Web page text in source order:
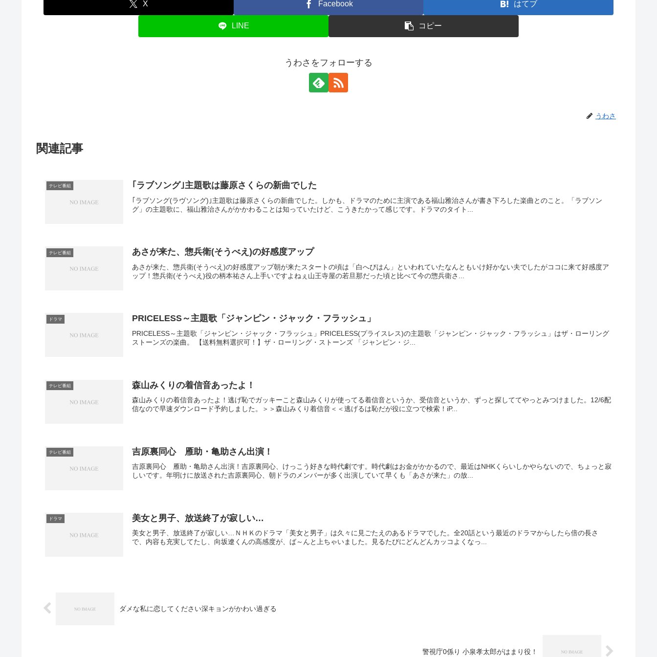
X Facebook はてブ
LINE コピー
うわさをフォローする
うわさ
関連記事
テレビ番組 ｢ラブソング｣主題歌は藤原さくらの新曲でした
｢ラブソング(ラヴソング)｣主題歌は藤原さくらの新曲でした。しかも、ドラマのために主演である福山雅治さんが書き下ろした楽曲とのこと。「ラブソン
グ」の主題歌に、福山雅治さんがかかわることは知っていたけど、こうきたかって感じです。ドラマのタイト...
テレビ番組 あさが来た、惣兵衛(そうべえ)の好感度アップ
あさが来た、惣兵衛(そうべえ)の好感度アップ朝が来たスタートの頃は「白へびはん」といわれていたなんともいけ好かない夫でしたがココに来て好感度ア
ップ！惣兵衛(そうべえ)役の柄本祐さん上手いですよねぇ山王寺屋の若旦那だった頃と比べて今の惣兵衛さ...
ドラマ PRICELESS～主題歌「ジャンピン・ジャック・フラッシュ」
PRICELESS～主題歌「ジャンピン・ジャック・フラッシュ」PRICELESS(プライスレス)の主題歌「ジャンピン・ジャック・フラッシュ」はザ・ローリング
ストーンズの楽曲。 【送料無料選択可！】ザ・ローリング・ストーンズ 「ジャンピン・ジ...
テレビ番組 森山みくりの着信音あったよ！
森山みくりの着信音あったよ！逃げ恥でガッキーこと森山みくりが使ってる着信音というか、受信音というか、ずっと探しててやっとみつけました。12/6配
信なので早速ダウンロード予約しました。＞＞森山みくり着信音＜＜逃げるは恥だが役に立つで検索！iP...
テレビ番組 吉原裏同心 雁助・亀助さん出演！
吉原裏同心 雁助・亀助さん出演！吉原裏同心、けっこう好きな時代劇です。時代劇はお金がかかるので、最近はNHKくらいしかやらないので、ちょっと寂
しいです。年明けに放送された吉原裏同心、朝ドラのメンバーが多く出演していて早くも「あさが来た」の放...
ドラマ 美女と男子、放送終了が寂しい…
美女と男子、放送終了が寂しい…ＮＨＫのドラマ「美女と男子」は久々に見ごたえのあるドラマでした。全20話という最近のドラマからしたら倍の長さ
で、内容も充実してたし、向坂遼くんの高感度が、ば～んと上ちゃいました。見るたびにどんどんカッコよくなっ...
ダメな私に恋してください深キョンがかわい過ぎる
警視庁0係り 小泉孝太郎がはまり役！